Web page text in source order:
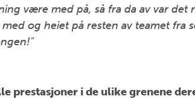
være med på, så fra da av var
og heiet på resten av teamet fra
prestasjoner i de ulike grenene